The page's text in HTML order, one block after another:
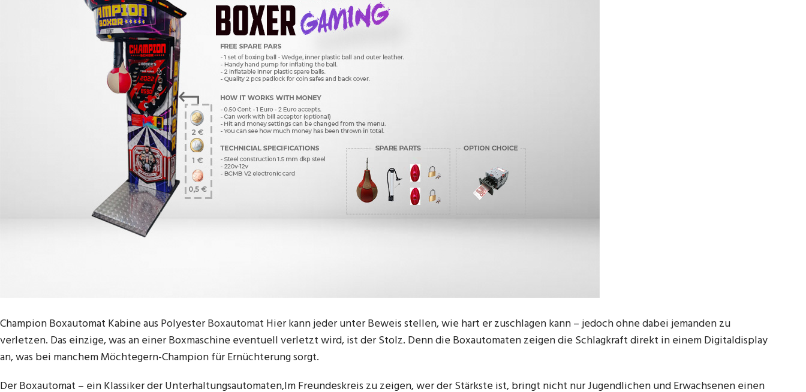
€3.100,00
€2.500,00
Champion Boxautomat Kabine aus PolyesterBoxautomat Hier kann jeder unter Beweis stellen, wie hart er zuschlagen kann – jedoch ohne dabei jemanden zu
verletzen. Das einzige, was an einer Boxmaschine eventuell verletzt wird, ist der Stolz. Denn die Boxautomaten zeigen die Schlagkraft direkt in einem Digitaldisplay
an, was bei manchem Möchtegern-Champion für Ernüchterung sorgt.
Der Boxautomat – ein Klassiker der Unterhaltungsautomaten,Im Freundeskreis zu zeigen, wer der Stärkste ist, bringt nicht nur Jugendlichen und Erwachsenen einen